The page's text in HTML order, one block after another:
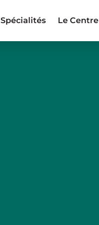
Spécialités Le Centre